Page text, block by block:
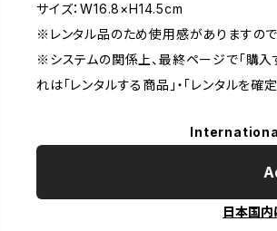
サイズ：W16.8×H14.5cm
※レンタル品のため使用感がありますので
※システムの関係上、最終ページで「購入
れは「レンタルする商品」・「レンタルを確
日本国